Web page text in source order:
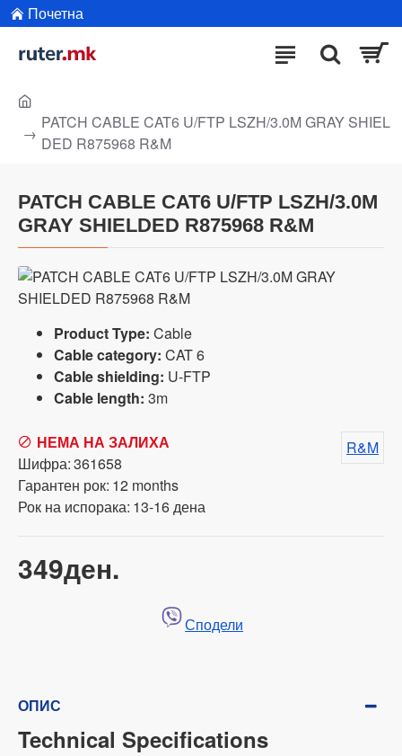
Почетна
PATCH CABLE CAT6 U/FTP LSZH/3.0M GRAY SHIEL
DED R875968 R&M
PATCH CABLE CAT6 U/FTP LSZH/3.0M
GRAY SHIELDED R875968 R&M
Product Type: Cable
Cable category: CAT 6
Cable shielding: U-FTP
Cable length: 3m
349ден.
НЕМА НА ЗАЛИХА
Шифра:361658
Гарантен рок: 12 months
Рок на испорака: 13-16 дена
R&M
Сподели
ОПИС
Technical Specifications